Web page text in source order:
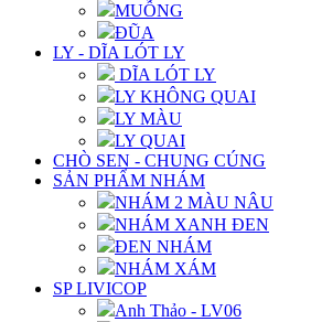
MUỖNG
ĐŨA
LY - DĨA LÓT LY
DĨA LÓT LY
LY KHÔNG QUAI
LY MÀU
LY QUAI
CHÒ SEN - CHUNG CÚNG
SẢN PHẨM NHÁM
NHÁM 2 MÀU NÂU
NHÁM XANH ĐEN
ĐEN NHÁM
NHÁM XÁM
SP LIVICOP
Anh Thảo - LV06